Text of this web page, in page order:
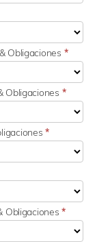
Obligaciones *
Obligaciones *
*
Obligaciones*